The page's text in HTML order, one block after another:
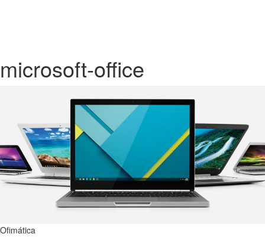
microsoft-office
Ofimática